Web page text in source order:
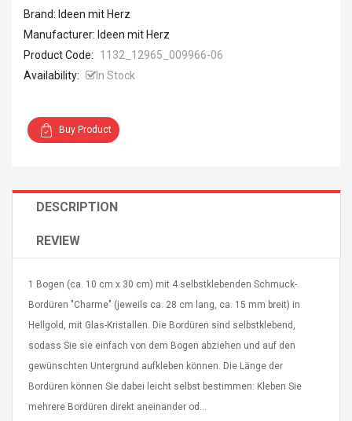
Jasper
Hole:
15.7"
Charge Adapter
High Quality Retro Game
Plus 6s 7 8 Plus TPU
Phone Back Game
Consoles Cover For
$ 6.86
$ 11.43
Brand: Ideen mit Herz
Manufacturer: Ideen mit Herz
Product Code:
1132_12965_009966-06
Availability:
In Stock
Buy Product
DESCRIPTION
REVIEW
1 Bogen (ca. 10 cm x 30 cm) mit 4 selbstklebenden Schmuck-
Bordüren "Charme" (jeweils ca. 28 cm lang, ca. 15 mm breit) in
Hellgold, mit Glas-Kristallen. Die Bordüren sind selbstklebend,
sodass Sie sie einfach von dem Bogen abziehen und auf den
gewünschten Untergrund aufkleben können. Die Länge der
Bordüren können Sie dabei leicht selbst bestimmen: Kleben Sie
mehrere Bordüren direkt aneinander od...